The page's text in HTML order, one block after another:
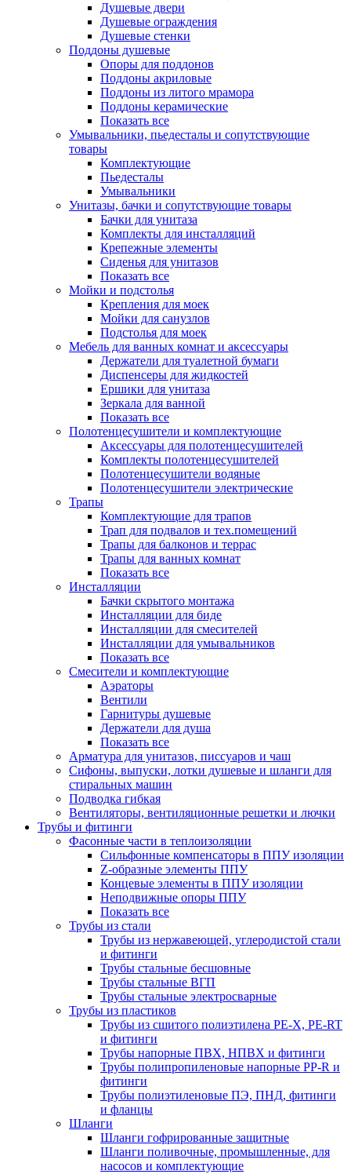
Душевые двери
Душевые ограждения
Душевые стенки
Поддоны душевые
Опоры для поддонов
Поддоны акриловые
Поддоны из литого мрамора
Поддоны керамические
Показать все
Умывальники, пьедесталы и сопутствующие
товары
Комплектующие
Пьедесталы
Умывальники
Унитазы, бачки и сопутствующие товары
Бачки для унитаза
Комплекты для инсталляций
Крепежные элементы
Сиденья для унитазов
Показать все
Мойки и подстолья
Крепления для моек
Мойки для санузлов
Подстолья для моек
Мебель для ванных комнат и аксессуары
Держатели для туалетной бумаги
Диспенсеры для жидкостей
Ершики для унитаза
Зеркала для ванной
Показать все
Полотенцесушители и комплектующие
Аксессуары для полотенцесушителей
Комплекты полотенцесушителей
Полотенцесушители водяные
Полотенцесушители электрические
Трапы
Комплектующие для трапов
Трап для подвалов и тех.помещений
Трапы для балконов и террас
Трапы для ванных комнат
Показать все
Инсталляции
Бачки скрытого монтажа
Инсталляции для биде
Инсталляции для смесителей
Инсталляции для умывальников
Показать все
Смесители и комплектующие
Аэраторы
Вентили
Гарнитуры душевые
Держатели для душа
Показать все
Арматура для унитазов, писсуаров и чаш
Сифоны, выпуски, лотки душевые и шланги для
стиральных машин
Подводка гибкая
Вентиляторы, вентиляционные решетки и лючки
Трубы и фитинги
Фасонные части в теплоизоляции
Cильфонные компенсаторы в ППУ изоляции
Z-образные элементы ППУ
Концевые элементы в ППУ изоляции
Неподвижные опоры ППУ
Показать все
Трубы из стали
Трубы из нержавеющей, углеродистой стали
и фитинги
Трубы стальные бесшовные
Трубы стальные ВГП
Трубы стальные электросварные
Трубы из пластиков
Трубы из сшитого полиэтилена PE-X, PE-RT
и фитинги
Трубы напорные ПВХ, НПВХ и фитинги
Трубы полипропиленовые напорные PP-R и
фитинги
Трубы полиэтиленовые ПЭ, ПНД, фитинги
и фланцы
Шланги
Шланги гофрированные защитные
Шланги поливочные, промышленные, для
насосов и комплектующие